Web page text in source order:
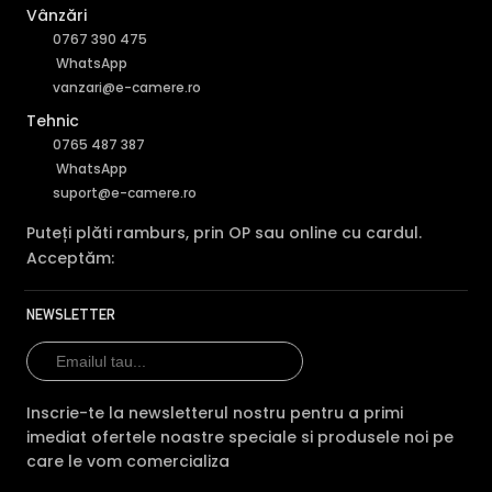
Vânzări
0767 390 475
WhatsApp
vanzari@e-camere.ro
Tehnic
0765 487 387
WhatsApp
suport@e-camere.ro
Puteți plăti ramburs, prin OP sau online cu cardul.
Acceptăm:
NEWSLETTER
Inscrie-te la newsletterul nostru pentru a primi
imediat ofertele noastre speciale si produsele noi pe
care le vom comercializa